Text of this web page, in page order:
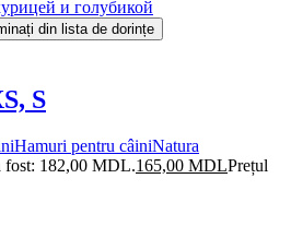
din lista de dorințe
S
Hamuri pentru câiniNatura
fost: 182,00 MDL.165,00 MDLPrețul